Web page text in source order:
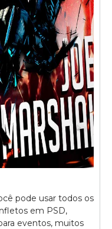
pode usar todos os
em PSD,
eventos, muitos